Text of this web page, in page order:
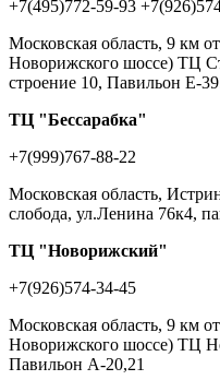
+7(495)772-59-93
Московская область, 9 км
Новорижского шоссе) ТЦ
строение 10, Павильон Е-
ТЦ "Бессарабка"
+7(999)767-88-22
Московская область,
слобода, ул.Ленина 76к4,
ТЦ "Новорижский"
+7(926)574-34-45
Московская область, 9 км
Новорижского шоссе) ТЦ
Павильон А-20,21